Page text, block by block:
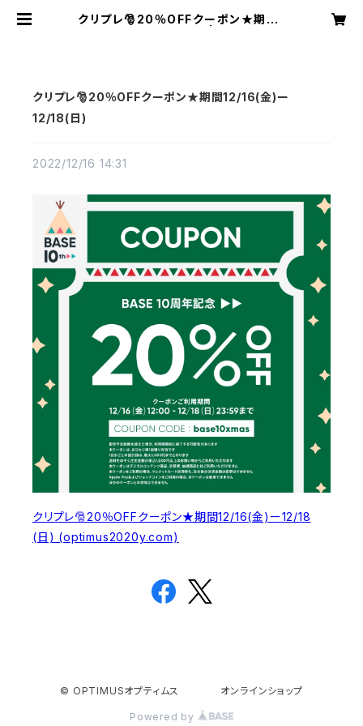
クリプレ🎅20％OFFクーポン★期間1
クリプレ🎅20％OFFクーポン★期間12/16(金)ー
12/18(日)
2022/12/16 14:31
クリプレ🎅20％OFFクーポン★期間12/16(金)ー12/18
(日) (optimus2020y.com)
© OPTIMUSオプティムス オンラインショップ
Powered by